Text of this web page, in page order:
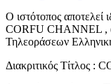
Ο ιστότοπος αποτελεί
CORFU CHANNEL ,
Τηλεοράσεων
Διακριτικός Τίτλος